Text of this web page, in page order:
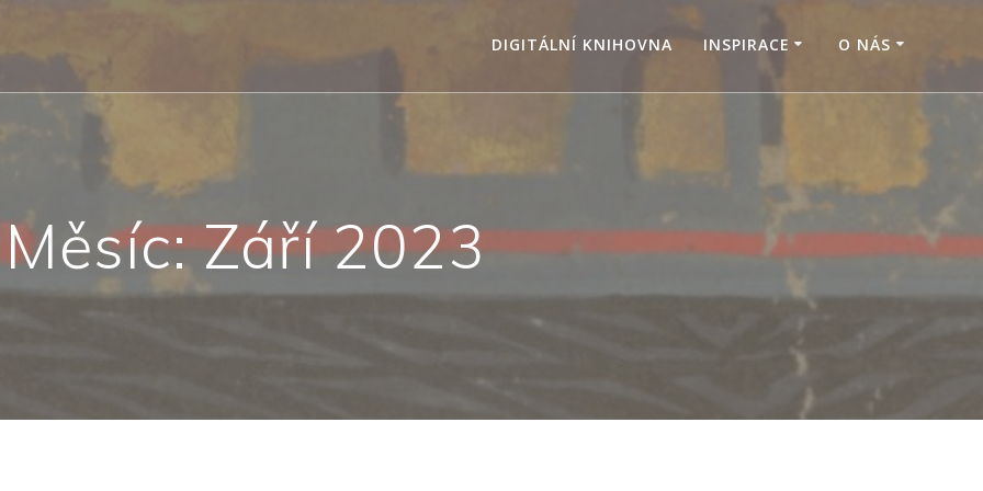
DIGITÁLNÍ KNIHOVNA INSPIRACE O NÁS
Měsíc:Září 2023